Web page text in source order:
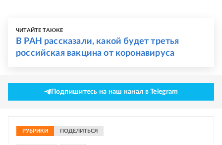
ЧИТАЙТЕ ТАКЖЕ
В РАН рассказали, какой будет третья
российская вакцина от коронавируса
Подпишитесь на наш канал в Telegram
РУБРИКИ ПОДЕЛИТЬСЯ